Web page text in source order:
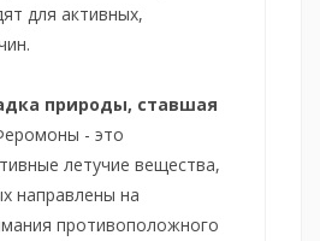
для активных,
природы, ставшая
- это
летучие вещества,
направлены на
противоположного